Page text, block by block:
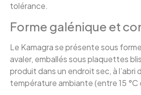
tolérance.
Forme galénique et
Le Kamagra se présente sous
avaler, emballés sous plaquettes
produit dans un endroit sec, à l’abri
température ambiante (entre 15 °C